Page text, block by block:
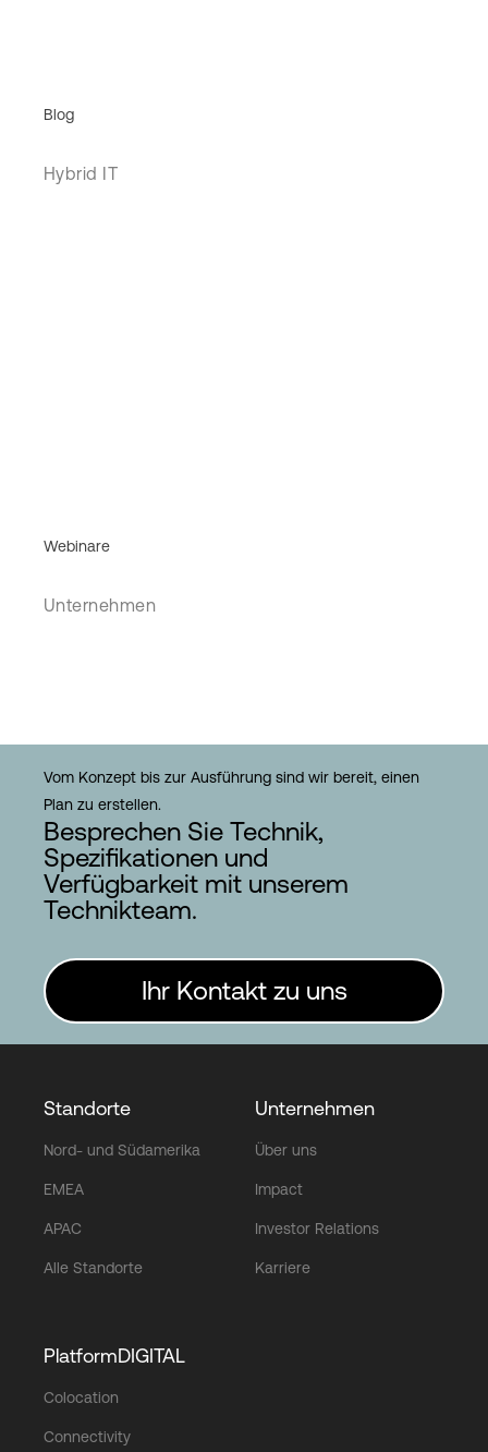
Blog
Hybrid IT
Webinare
Unternehmen
Vom Konzept bis zur Ausführung sind wir bereit, einen
Plan zu erstellen.
Besprechen Sie Technik,
Spezifikationen und
Verfügbarkeit mit unserem
Technikteam.
Ihr Kontakt zu uns
Standorte
Nord- und Südamerika
EMEA
APAC
Alle Standorte
Unternehmen
Über uns
Impact
Investor Relations
Karriere
PlatformDIGITAL
Colocation
Connectivity